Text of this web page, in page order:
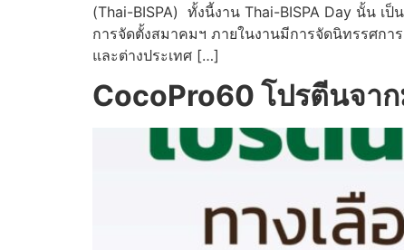
(Thai-BISPA) ทั้งนี้งาน Thai-BISPA Day นั้น
การจัดตั้งสมาคมฯ ภายในงานมีการจัดนิทรรศก
และต่างประเทศ […]
CocoPro60 โปรตีนจา